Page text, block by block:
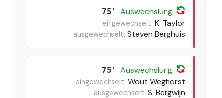
75' Auswechslung
eingewechselt: K. Taylor
ausgewechselt: Steven Berghuis
75' Auswechslung
eingewechselt: Wout Weghorst
ausgewechselt: S. Bergwijn